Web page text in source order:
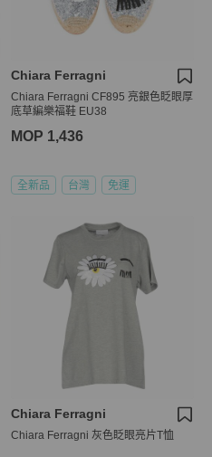
Chiara Ferragni
Chiara Ferragni CF895 亮銀色眨眼厚
底草編樂福鞋 EU38
MOP 1,436
全新品 台灣 免運
Chiara Ferragni
Chiara Ferragni 灰色眨眼亮片T恤